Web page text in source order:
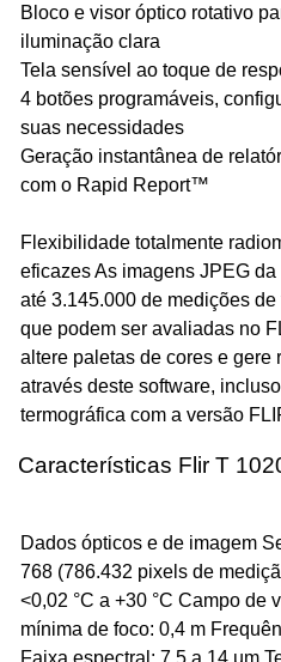
Bloco e visor óptico rotativo
iluminação clara
Tela sensível ao toque de
4 botões programáveis,
suas necessidades
Geração instantânea de
com o Rapid Report™
Flexibilidade totalmente
eficazes As imagens JPEG
até 3.145.000 de medições
que podem ser avaliadas no
altere paletas de cores e gere
através deste software,
termográfica com a versão
Características Flir T
Dados ópticos e de imagem
768 (786.432 pixels de
<0,02 °C a +30 °C Campo de
mínima de foco: 0,4 m